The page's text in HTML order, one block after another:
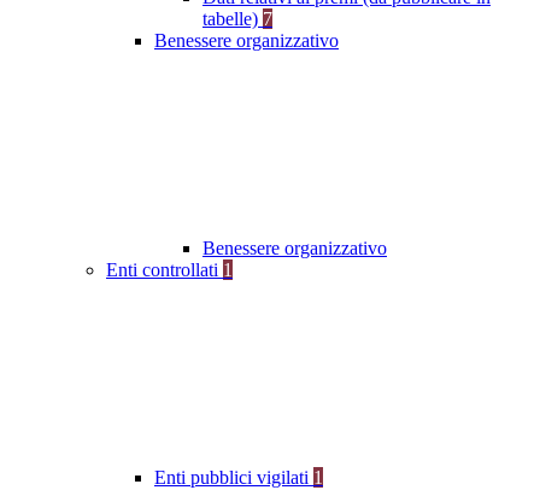
tabelle) 7
Benessere organizzativo
Benessere organizzativo
Enti controllati 1
Enti pubblici vigilati 1